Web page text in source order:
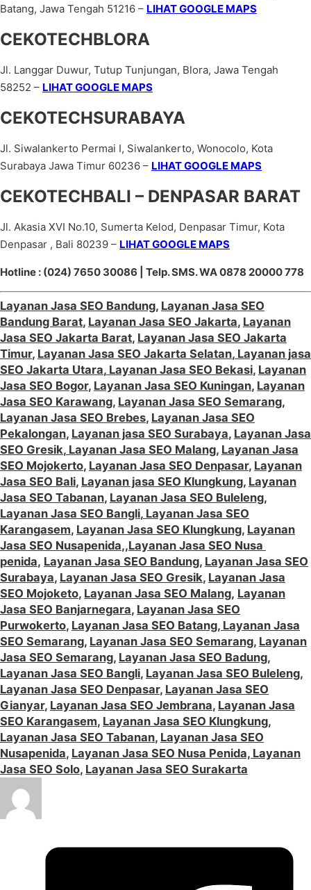
Batang, Jawa Tengah 51216 – LIHAT GOOGLE MAPS
CEKOTECHBLORA
Jl. Langgar Duwur, Tutup Tunjungan, Blora, Jawa Tengah
58252 – LIHAT GOOGLE MAPS
CEKOTECHSURABAYA
Jl. Siwalankerto Permai I, Siwalankerto, Wonocolo, Kota
Surabaya Jawa Timur 60236 – LIHAT GOOGLE MAPS
CEKOTECHBALI – DENPASAR BARAT
Jl. Akasia XVI No.10, Sumerta Kelod, Denpasar Timur, Kota
Denpasar , Bali 80239 – LIHAT GOOGLE MAPS
Hotline : (024) 7650 30086 | Telp. SMS. WA 0878 20000 778
Layanan Jasa SEO Bandung, Layanan Jasa SEO
Bandung Barat, Layanan Jasa SEO Jakarta, Layanan
Jasa SEO Jakarta Barat, Layanan Jasa SEO Jakarta
Timur, Layanan Jasa SEO Jakarta Selatan, Layanan jasa
SEO Jakarta Utara, Layanan Jasa SEO Bekasi, Layanan
Jasa SEO Bogor, Layanan Jasa SEO Kuningan, Layanan
Jasa SEO Karawang, Layanan Jasa SEO Semarang,
Layanan Jasa SEO Brebes, Layanan Jasa SEO
Pekalongan, Layanan jasa SEO Surabaya, Layanan Jasa
SEO Gresik, Layanan Jasa SEO Malang, Layanan Jasa
SEO Mojokerto, Layanan Jasa SEO Denpasar, Layanan
Jasa SEO Bali, Layanan jasa SEO Klungkung, Layanan
Jasa SEO Tabanan, Layanan Jasa SEO Buleleng,
Layanan Jasa SEO Bangli, Layanan Jasa SEO
Karangasem, Layanan Jasa SEO Klungkung, Layanan
Jasa SEO Nusapenida,,Layanan Jasa SEO Nusa
penida, Layanan Jasa SEO Bandung, Layanan Jasa SEO
Surabaya, Layanan Jasa SEO Gresik, Layanan Jasa
SEO Mojoketo, Layanan Jasa SEO Malang, Layanan
Jasa SEO Banjarnegara, Layanan Jasa SEO
Purwokerto, Layanan Jasa SEO Batang, Layanan Jasa
SEO Semarang, Layanan Jasa SEO Semarang, Layanan
Jasa SEO Semarang, Layanan Jasa SEO Badung,
Layanan Jasa SEO Bangli, Layanan Jasa SEO Buleleng,
Layanan Jasa SEO Denpasar, Layanan Jasa SEO
Gianyar, Layanan Jasa SEO Jembrana, Layanan Jasa
SEO Karangasem, Layanan Jasa SEO Klungkung,
Layanan Jasa SEO Tabanan, Layanan Jasa SEO
Nusapenida, Layanan Jasa SEO Nusa Penida, Layanan
Jasa SEO Solo, Layanan Jasa SEO Surakarta